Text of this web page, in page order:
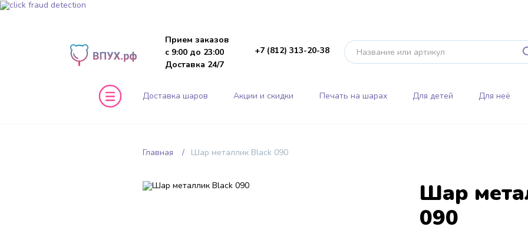
Прием заказов
с 9:00 до 23:00
Доставка 24/7
+7 (812) 313-20-38
Доставка шаров Акции и скидки Печать на шарах Для детей Для неё
Главная Шар металлик Black 090
Шар
090